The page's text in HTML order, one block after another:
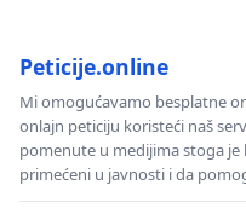
Peticije.online
Mi omogućavamo besplatne
onlajn peticiju koristeći naš
pomenute u medijima stoga
primećeni u javnosti i da